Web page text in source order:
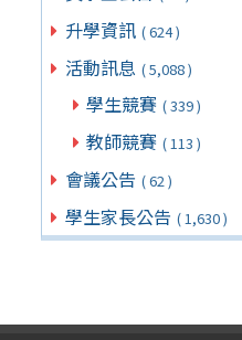
升學資訊 ( 624 )
活動訊息 ( 5,088 )
學生競賽 ( 339 )
教師競賽 ( 113 )
會議公告 ( 62 )
學生家長公告 ( 1,630 )